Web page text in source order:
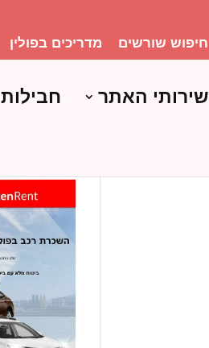
חיפוש שורשים מדריכים בפולין
שירותי האתר חבילות